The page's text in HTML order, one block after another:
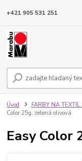
+421 905 531 251
Úvod FARBY NA
Color 25g, zelená olivová
Easy Color